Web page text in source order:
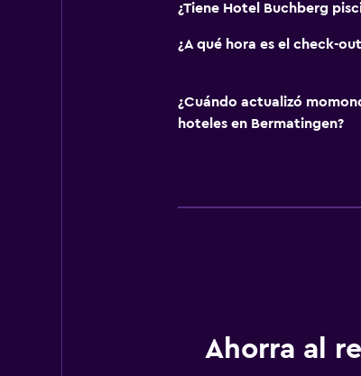
¿Tiene Hotel Buchberg
¿A qué hora es el check-
¿Cuándo actualizó
hoteles en Bermatingen?
Ahorra al